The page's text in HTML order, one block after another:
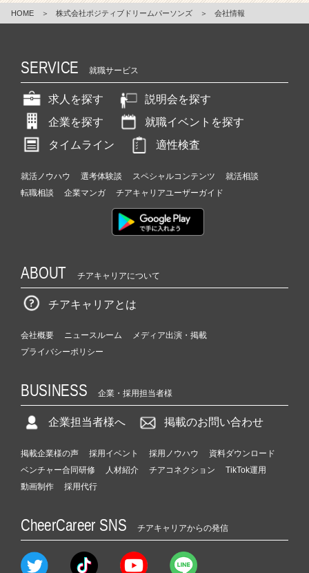
HOME ＞ 株式会社ポジティブドリームパーソンズ ＞ 会社情報
SERVICE 就職サービス
求人を探す
説明会を探す
企業を探す
就職イベントを探す
タイムライン
適性検査
就活ノウハウ 選考体験談 スペシャルコンテンツ
就活相談
転職相談
企業マンガ チアキャリアユーザーガイド
ABOUT チアキャリアについて
チアキャリアとは
会社概要 ニュースルーム
メディア出演・掲載
プライバシーポリシー
BUSINESS 企業・採用担当者様
企業担当者様へ 掲載のお問い合わせ
掲載企業様の声 採用イベント 採用ノウハウ
資料ダウンロード
ベンチャー合同研修
人材紹介 チアコネクション
TikTok運用
動画制作
採用代行
CheerCareer SNS チアキャリアからの発信